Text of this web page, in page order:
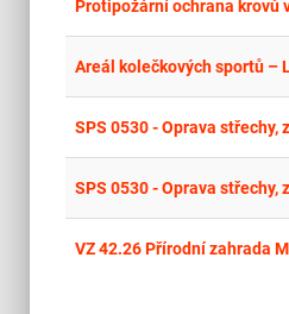
Areál kolečkových sportů –